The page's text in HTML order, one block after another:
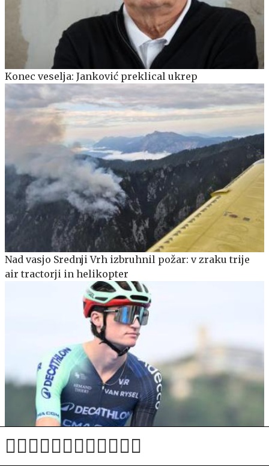
Konec veselja: Janković preklical ukrep
Nad vasjo Srednji Vrh izbruhnil požar: v zraku trije
air tractorji in helikopter
Gallu po hudem boju zadnji dan zmaga na dirki po